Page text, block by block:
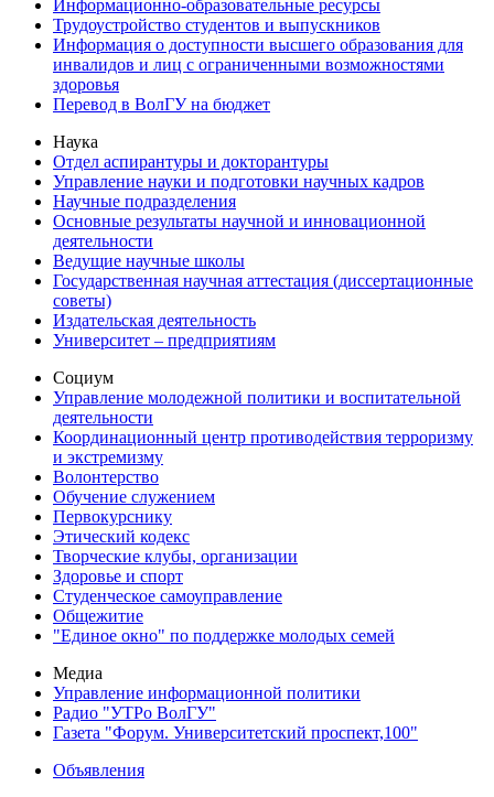
Информационно-образовательные ресурсы
Трудоустройство студентов и выпускников
Информация о доступности высшего образования для
инвалидов и лиц с ограниченными возможностями
здоровья
Перевод в ВолГУ на бюджет
Наука
Отдел аспирантуры и докторантуры
Управление науки и подготовки научных кадров
Научные подразделения
Основные результаты научной и инновационной
деятельности
Ведущие научные школы
Государственная научная аттестация (диссертационные
советы)
Издательская деятельность
Университет – предприятиям
Социум
Управление молодежной политики и воспитательной
деятельности
Координационный центр противодействия терроризму
и экстремизму
Волонтерство
Обучение служением
Первокурснику
Этический кодекс
Творческие клубы, организации
Здоровье и спорт
Студенческое самоуправление
Общежитие
"Единое окно" по поддержке молодых семей
Медиа
Управление информационной политики
Радио "УТРо ВолГУ"
Газета "Форум. Университетский проспект,100"
Объявления